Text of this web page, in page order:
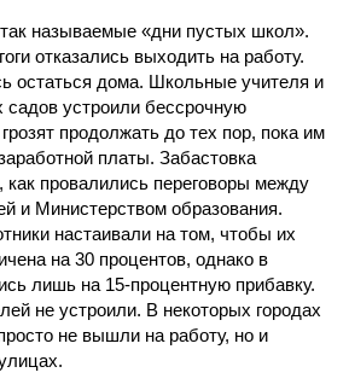
называемые «дни пустых школ».
отказались выходить на работу.
остаться дома. Школьные учителя и
садов устроили бессрочную
продолжать до тех пор, пока им
платы. Забастовка
как провалились переговоры между
и Министерством образования.
настаивали на том, чтобы их
на 30 процентов, однако в
лишь на 15-процентную прибавку.
не устроили. В некоторых городах
не вышли на работу, но и